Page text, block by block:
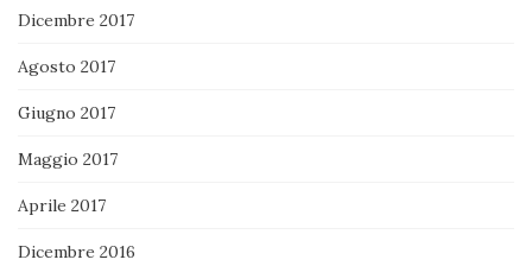
Dicembre 2017
Agosto 2017
Giugno 2017
Maggio 2017
Aprile 2017
Dicembre 2016